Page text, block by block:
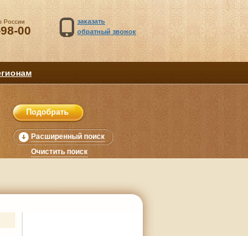
России
00
заказать
обратный звонок
Расширенный поиск
Очистить поиск